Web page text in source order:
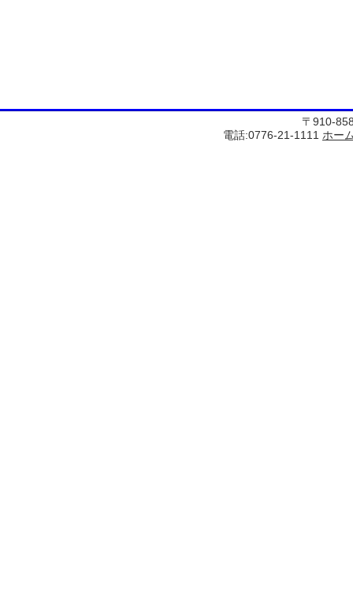
〒910-
電話:0776-21-1111 ホー